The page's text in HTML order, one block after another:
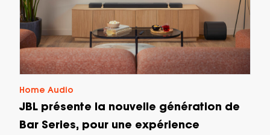
Home Audio
JBL présente la nouvelle génération de
Bar Series, pour une expérience